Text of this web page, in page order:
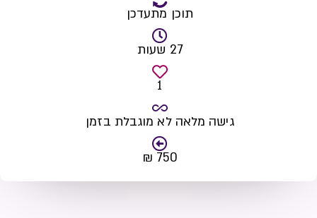
תוכן מתעדכן
27 שעות
1
גישה מלאה לא מוגבלת בזמן
750 ₪